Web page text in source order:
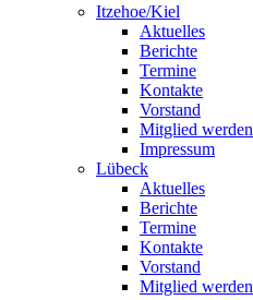
Itzehoe/Kiel
Aktuelles
Berichte
Termine
Kontakte
Vorstand
Mitglied werden
Impressum
Lübeck
Aktuelles
Berichte
Termine
Kontakte
Vorstand
Mitglied werden